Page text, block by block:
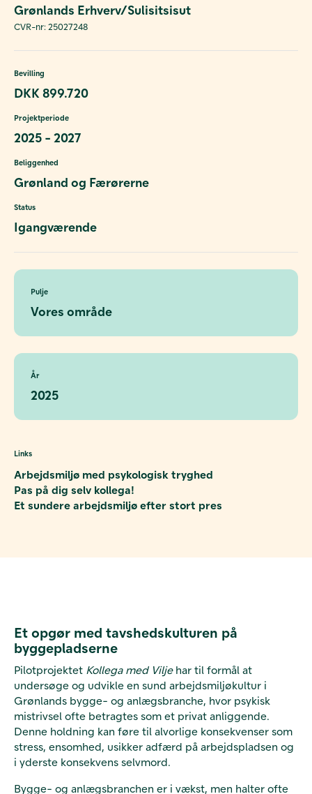
Grønlands Erhverv/Sulisitsisut
CVR-nr: 25027248
Bevilling
DKK 899.720
Projektperiode
2025 - 2027
Beliggenhed
Grønland og Færørerne
Status
Igangværende
Pulje
Vores område
År
2025
Links
Arbejdsmiljø med psykologisk tryghed
Pas på dig selv kollega!
Et sundere arbejdsmiljø efter stort pres
Et opgør med tavshedskulturen på
byggepladserne
Pilotprojektet Kollega med Viljehar til formål at
undersøge og udvikle en sund arbejdsmiljøkultur i
Grønlands bygge- og anlægsbranche, hvor psykisk
mistrivsel ofte betragtes som et privat anliggende.
Denne holdning kan føre til alvorlige konsekvenser som
stress, ensomhed, usikker adfærd på arbejdspladsen og
i yderste konsekvens selvmord.
Bygge- og anlægsbranchen er i vækst, men halter ofte